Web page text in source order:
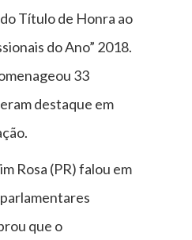
Título de Honra ao
do Ano” 2018.
33
destaque em
Rosa (PR) falou em
que o